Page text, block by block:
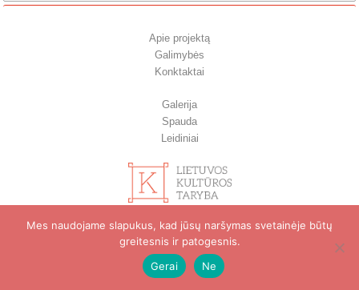
Apie projektą
Galimybės
Konktaktai
Galerija
Spauda
Leidiniai
Mes naudojame slapukus, kad jūsų naršymas svetainėje būtų
greitesnis ir patogesnis.
Gerai
Ne